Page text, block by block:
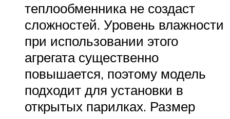
теплообменника не создаст
сложностей. Уровень влажности
при использовании этого
агрегата существенно
повышается, поэтому модель
подходит для установки в
открытых парилках. Размер